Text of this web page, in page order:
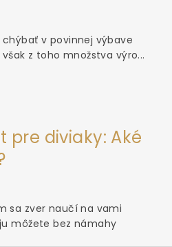
v povinnej výbave
z toho množstva výro...
diviaky: Aké
sa zver naučí na vami
môžete bez námahy